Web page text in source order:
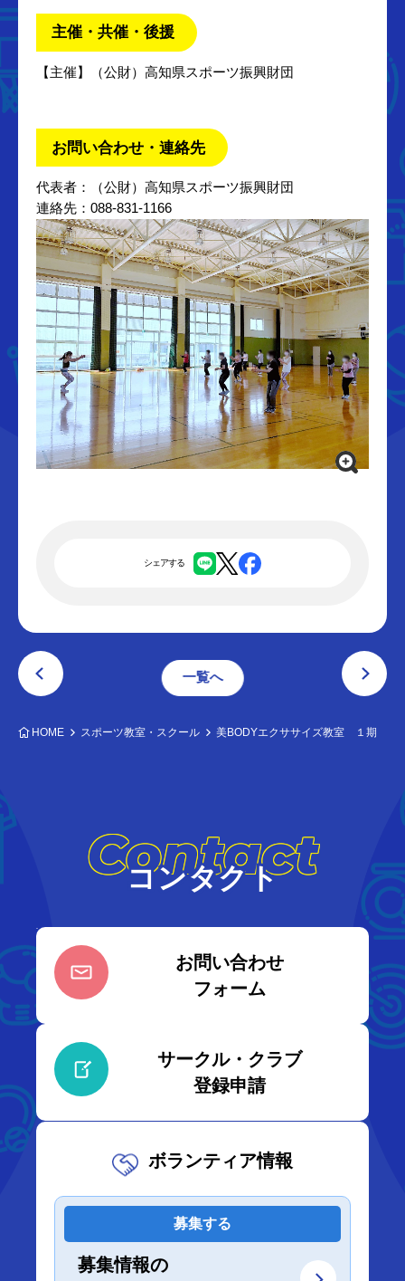
主催・共催・後援
【主催】（公財）高知県スポーツ振興財団
お問い合わせ・連絡先
代表者：（公財）高知県スポーツ振興財団
連絡先：088-831-1166
シェアする
一覧へ
HOME スポーツ教室・スクール 美BODYエクササイズ教室 １期
Contact
コンタクト
お問い合わせ
フォーム
サークル・クラブ
登録申請
ボランティア情報
募集する
募集情報の